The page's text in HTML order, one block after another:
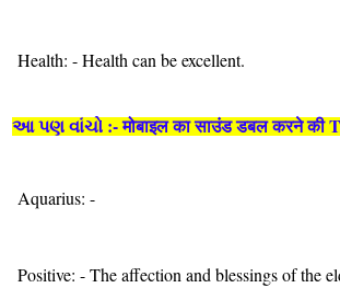
Health: - Health can be excellent.
આ પણ વાંચો :- मोबाइल का साउंड डबल करने की
Aquarius: -
Positive: - The affection and blessings of the